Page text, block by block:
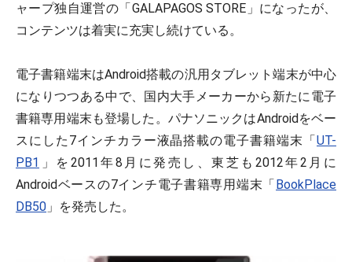
ャープ独自運営の「GALAPAGOS STORE」になったが、
コンテンツは着実に充実し続けている。
電子書籍端末はAndroid搭載の汎用タブレット端末が中心
になりつつある中で、国内大手メーカーから新たに電子
書籍専用端末も登場した。パナソニックはAndroidをベー
スにした7インチカラー液晶搭載の電子書籍端末「UT-
PB1 」を2011年8月に発売し、東芝も2012年2月に
Androidベースの7インチ電子書籍専用端末「BookPlace
DB50 」を発売した。